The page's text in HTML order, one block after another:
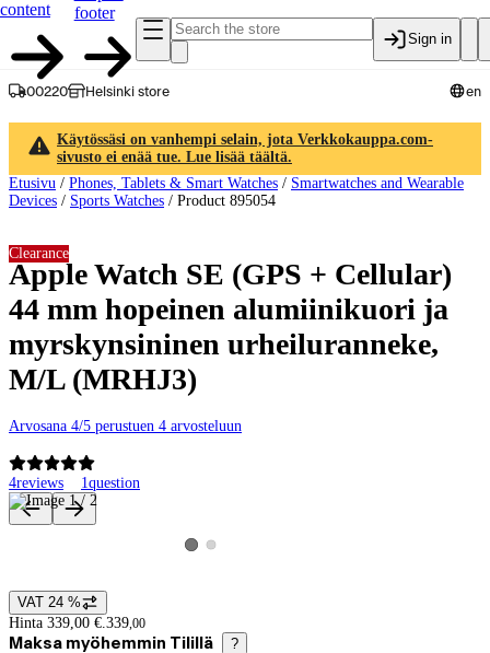
content
footer
Sign in
00220 Helsinki store en
Käytössäsi on vanhempi selain, jota Verkkokauppa.com-
sivusto ei enää tue. Lue lisää täältä.
Etusivu / Phones, Tablets & Smart Watches / Smartwatches and Wearable
Devices / Sports Watches / Product 895054
Apple Watch SE (GPS + Cellular)
44 mm hopeinen alumiinikuori ja
myrskynsininen urheiluranneke,
M/L (MRHJ3)
Arvosana 4/5 perustuen 4 arvosteluun
4reviews 1question
Clearance
Product images and videos
View product image 1
View product image 2
Price details
VAT 24 %
Hinta 339,00 €. 339,00
Maksa myöhemmin Tilillä ?